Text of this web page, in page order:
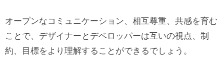
オープンなコミュニケーション、相互尊重、共感を育む
ことで、デザイナーとデベロッパーは互いの視点、制
約、目標をより理解することができるでしょう。